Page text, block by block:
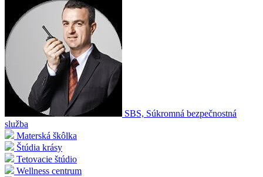
SBS, Súkromná bezpečnostná
služba
Materská škôlka
Štúdia krásy
Tetovacie štúdio
Wellness centrum